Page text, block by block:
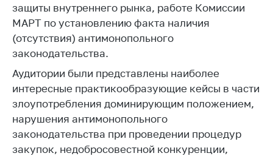
Защита прав
потребителей
Регулирование
рекламной
деятельности
Международное
сотрудничество
Применение мер
нетарифного
защиты внутреннего рынка, работе Комиссии
МАРТ по установлению факта наличия
(отсутствия) антимонопольного
законодательства.
Аудитории были представлены наиболее
интересные практикообразующие кейсы в части
злоупотребления доминирующим положением,
нарушения антимонопольного
законодательства при проведении процедур
закупок, недобросовестной конкуренции,